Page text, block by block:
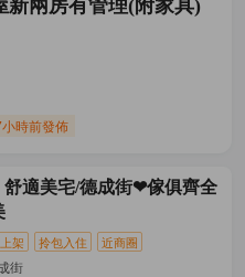
新兩房有管理(附家具)
時前發佈
舒適美宅/德成街❤傢俱齊全
架 拎包入住 近商圈
街